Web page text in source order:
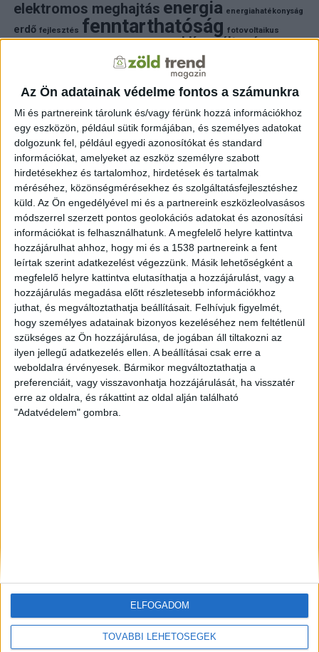
Az Ön adatainak védelme fontos a számunkra
Mi és partnereink tárolunk és/vagy férünk hozzá információkhoz
egy eszközön, például sütik formájában, és személyes adatokat
dolgozunk fel, például egyedi azonosítókat és standard
információkat, amelyeket az eszköz személyre szabott
hirdetésekhez és tartalomhoz, hirdetések és tartalmak
méréséhez, közönségmérésekhez és szolgáltatásfejlesztéshez
küld. Az Ön engedélyével mi és a partnereink eszközleolvasásos
módszerrel szerzett pontos geolokációs adatokat és azonosítási
információkat is felhasználhatunk. A megfelelő helyre kattintva
hozzájárulhat ahhoz, hogy mi és a 1538 partnereink a fent
leírtak szerint adatkezelést végezzünk. Másik lehetőségként a
megfelelő helyre kattintva elutasíthatja a hozzájárulást, vagy a
hozzájárulás megadása előtt részletesebb információkhoz
juthat, és megváltoztathatja beállításait. Felhívjuk figyelmét,
hogy személyes adatainak bizonyos kezeléséhez nem feltétlenül
szükséges az Ön hozzájárulása, de jogában áll tiltakozni az
ilyen jellegű adatkezelés ellen. A beállításai csak erre a
weboldalra érvényesek. Bármikor megváltoztathatja a
preferenciáit, vagy visszavonhatja hozzájárulását, ha visszatér
erre az oldalra, és rákattint az oldal alján található
"Adatvédelem" gombra.
TOVÁBBI LEHETŐSÉGEK
ELFOGADOM
elektromos meghajtás energia energiahatékonyság
erdő fejlesztés fenntarthatóság fotovoltaikus
földgáz fűtés klímaváltozás
környezet
környezetvédelem környezetvédelmi hírek
közlekedés megújuló energia mezőgazdaság
napelem napelemeknapenergia
naperőmű solar solar energy szelektiv hulladék természet
természetvédelem villamosenergia villanyautó víz
autó zöld energia zöld energiaforrás zöld hirek
állatvédelem áram életmód újrahasznosítás
FRISS HÍREK
ZÖLDINFÓ 6 óra telt el a létrehozás óta
A hőség miatt veszélyesen megemelkedett a
talajközeli ózon szintje
ZÖLDINFÓ 7 óra telt el a létrehozás óta
Rekordhőség és történelmi aszály sújtja
Horvátországot, a folyók apadnak
ZÖLDINFÓ 7 óra telt el a létrehozás óta
Vízszolgáltatókat támadtak hackerek az Egyesült
Államokban
ZÖLDINFÓ 7 óra telt el a létrehozás óta
LED-világítás, optimalizált hangtechnika: így